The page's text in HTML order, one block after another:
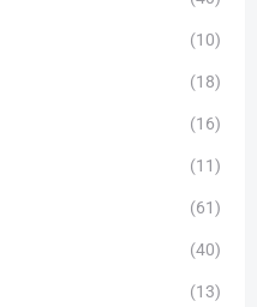
(10)
(18)
(16)
(11)
(61)
(40)
(13)